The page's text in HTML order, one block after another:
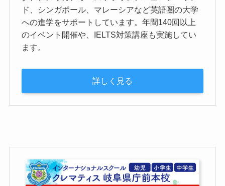
ド、シンガポール、マレーシアなど英語圏の大学
への進学をサポートしています。年間140回以上
のイベント開催や、IELTS対策講座も実施してい
ます。
詳しく見る